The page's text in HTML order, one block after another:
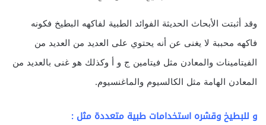
وقد أثبتت الأبحاث الحديثة الفوائد الطبية لفاكهه البطيخ فكونه
فاكهه محببة لا يغنى عن أنه يحتوي على العديد من العديد من
الفيتامينات والمعادن مثل فيتامين ج و أ وكذلك هو غنى بالعديد من
المعادن الهامة مثل الكالسيوم والماغنسيوم.
و للبطيخ وقشره استخدامات طبية متعددة مثل :